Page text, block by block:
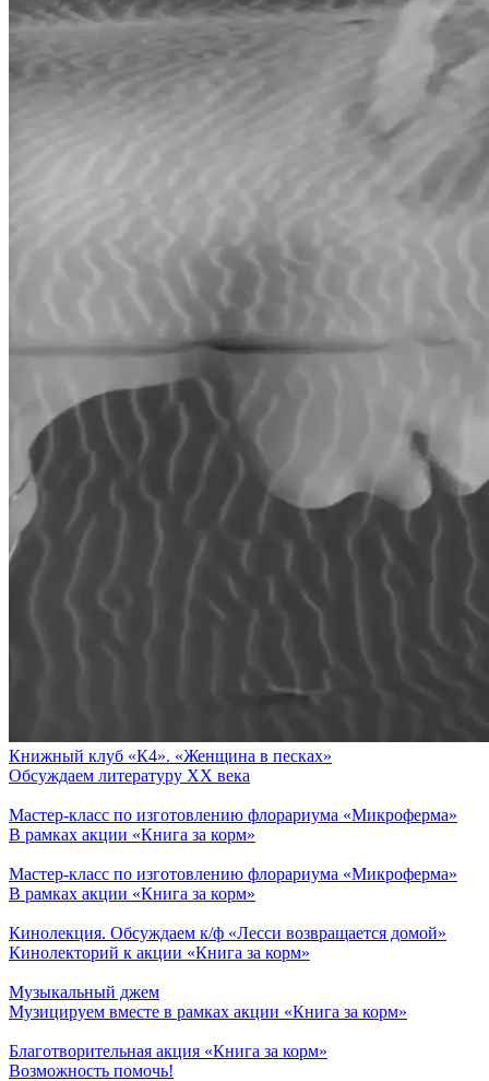
Книжный клуб «К4». «Женщина в песках»
Обсуждаем литературу ХХ века
Мастер-класс по изготовлению флорариума «Микроферма»
В рамках акции «Книга за корм»
Мастер-класс по изготовлению флорариума «Микроферма»
В рамках акции «Книга за корм»
Кинолекция. Обсуждаем к/ф «Лесси возвращается домой»
Кинолекторий к акции «Книга за корм»
Музыкальный джем
Музицируем вместе в рамках акции «Книга за корм»
Благотворительная акция «Книга за корм»
Возможность помочь!